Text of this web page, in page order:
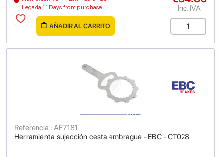
llegada 11 Days from purchase
Inc. IVA
AÑADIR AL CARRITO
Herramienta sujección cesta embrague - EBC - CT028
Referencia : AF7181